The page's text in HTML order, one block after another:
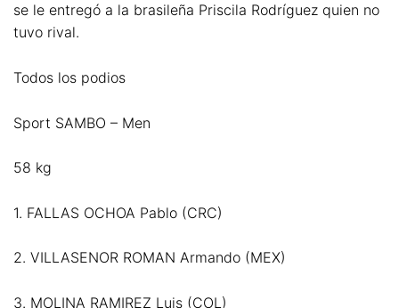
se le entregó a la brasileña Priscila Rodríguez quien no
tuvo rival.
Todos los podios
Sport SAMBO – Men
58 kg
1. FALLAS OCHOA Pablo (CRC)
2. VILLASENOR ROMAN Armando (MEX)
3. MOLINA RAMIREZ Luis (COL)